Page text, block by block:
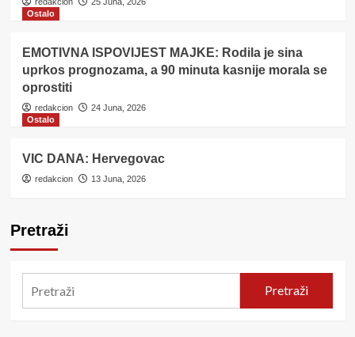
Ostalo
EMOTIVNA ISPOVIJEST MAJKE: Rodila je sina
uprkos prognozama, a 90 minuta kasnije morala se
oprostiti
redakcion
24 Juna, 2026
Ostalo
VIC DANA: Hervegovac
redakcion 13 Juna, 2026
Pretraži
Pretraži